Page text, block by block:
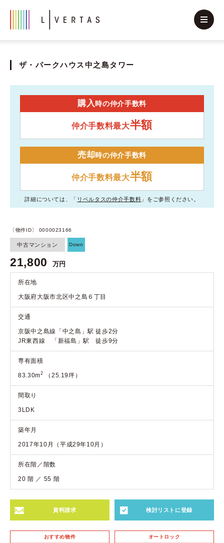
ザ・パークハウス中之島タワー
購入時の仲介手数料
仲介手数料最大半額
売却時の仲介手数料
仲介手数料最大半額
詳細については、「 リベルタスの仲介手数料 」をご参照ください。
〔物件ID〕 0000023166
中古マンション Down
21,800 万円
所在地
大阪府大阪市北区中之島６丁目
交通
京阪中之島線「中之島」駅 徒歩2分
JR東西線 「新福島」駅 徒歩9分
専有面積
83.30m2 （25.19坪）
間取り
3LDK
築年月
2017年10月（平成29年10月）
所在階／階数
20 階 ／ 55 階
資料請求 検討リストに登録
おすすめ物件 オートロック